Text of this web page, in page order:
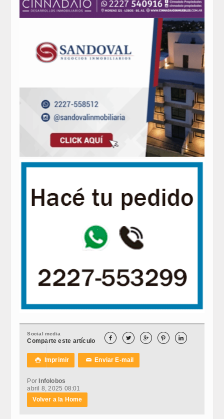
Social media
Comparte este artículo     
 Imprimir ✉Enviar E-mail
Por Infolobos
abril 8, 2025 08:01
Volver a la Home